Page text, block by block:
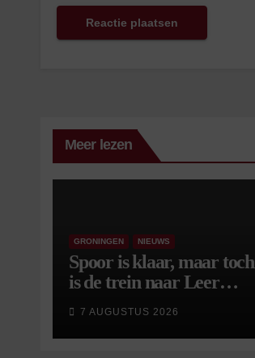
Meer lezen
GRONINGEN NIEUWS
Spoor is klaar, maar toch
is de trein naar Leer
7 AUGUSTUS 2026